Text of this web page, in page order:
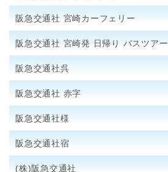
阪急交通社 宮崎カーフェリー
阪急交通社 宮崎発 日帰り バスツアー
阪急交通社呉
阪急交通社 赤字
阪急交通社様
阪急交通社宿
(株)阪急交通社